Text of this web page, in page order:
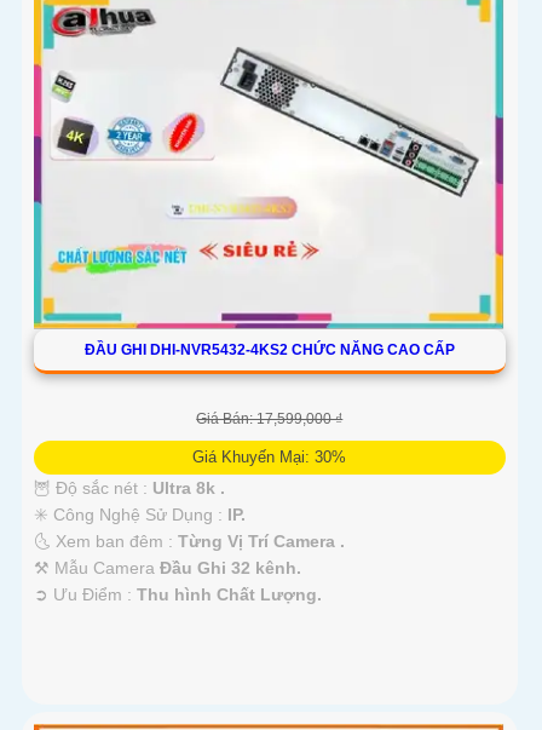
ĐẦU GHI DHI-NVR5432-4KS2 CHỨC NĂNG CAO CẤP
Giá Bán: 17,599,000 ₫
Giá Khuyến Mại: 30%
🦉 Độ sắc nét : Ultra 8k .
✳️ Công Nghệ Sử Dụng : IP.
🌜 Xem ban đêm : Từng Vị Trí Camera .
⚒ Mẫu Camera Đầu Ghi 32 kênh.
️➲ Ưu Điểm : Thu hình Chất Lượng.